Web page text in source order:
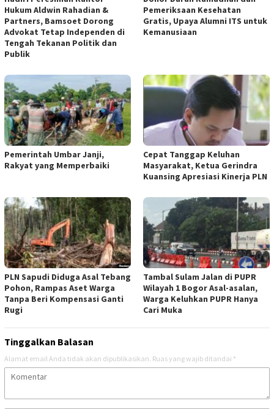
Hukum Aldwin Rahadian &
Partners, Bamsoet Dorong
Advokat Tetap Independen di
Tengah Tekanan Politik dan
Publik
Pemeriksaan Kesehatan
Gratis, Upaya Alumni ITS untuk
Kemanusiaan
Pemerintah Umbar Janji,
Rakyat yang Memperbaiki
Cepat Tanggap Keluhan
Masyarakat, Ketua Gerindra
Kuansing Apresiasi Kinerja PLN
PLN Sapudi Diduga Asal Tebang
Pohon, Rampas Aset Warga
Tanpa Beri Kompensasi Ganti
Rugi
Tambal Sulam Jalan di PUPR
Wilayah 1 Bogor Asal-asalan,
Warga Keluhkan PUPR Hanya
Cari Muka
Tinggalkan Balasan
Alamat email Anda tidak akan dipublikasikan. Ruas yang wajib ditandai *